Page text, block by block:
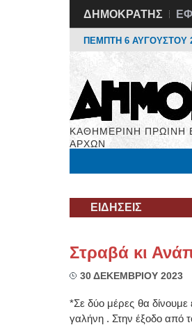
ΔΗΜΟΚΡΑΤΗΣ
ΠΕΜΠΤΗ 6 ΑΥΓΟΥΣΤΟΥ
ΚΑΘΗΜΕΡΙΝΗ ΠΡΩΙΝΗ
ΑΡΧΩΝ
ΕΙΔΗΣΕΙΣ
Στραβά κι
30 ΔΕΚΕΜΒΡΙΟΥ 2023
*Σε δύο μέρες θα δίνουμε
γαλήνη . Στην έξοδο από